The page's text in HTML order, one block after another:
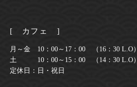
[ カフェ ]
月～金 10：00～17：00 （16：30 L.O）
土 10：00～15：00 （14：30 L.O）
定休日：日・祝日